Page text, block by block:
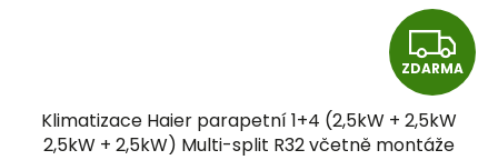
Z
D
ZDARMA
Klimatizace Haier parapetní 1+4 (2,5kW + 2,5kW
2,5kW + 2,5kW) Multi-split R32 včetně montáže